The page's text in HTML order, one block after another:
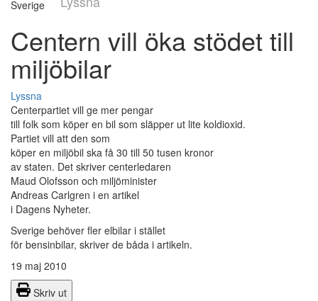
Sverige
Centern vill öka stödet till
miljöbilar
Lyssna
Centerpartiet vill ge mer pengar
till folk som köper en bil som släpper ut lite koldioxid.
Partiet vill att den som
köper en miljöbil ska få 30 till 50 tusen kronor
av staten. Det skriver centerledaren
Maud Olofsson och miljöminister
Andreas Carlgren i en artikel
i Dagens Nyheter.
Sverige behöver fler elbilar i stället
för bensinbilar, skriver de båda i artikeln.
19 maj 2010
Skriv ut